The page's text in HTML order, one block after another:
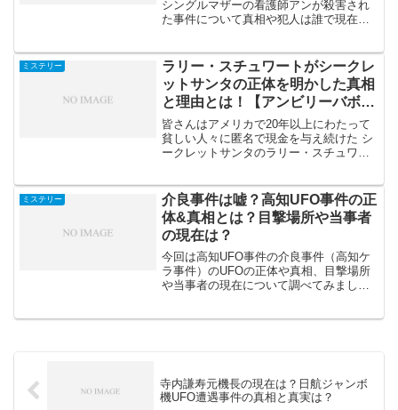
シングルマザーの看護師アンが殺害され
た事件について真相や犯人は誰で現在は
ょうか？そしてこの事件の真相と
は・・・アラバマ シングルマザ...
ミステリー
ラリー・スチュワートがシークレ
ットサンタの正体を明かした真相
と理由とは！【アンビリーバボ
ー】
皆さんはアメリカで20年以上にわたって
貧しい人々に匿名で現金を与え続けた シ
ークレットサンタのラリー・スチュワー
スチュワートは生涯にわたって配った現
金は日本円で...
ミステリー
介良事件は嘘？高知UFO事件の正
体&真相とは？目撃場所や当事者
の現在は？
今回は高知UFO事件の介良事件（高知ケ
ラ事件）のUFOの正体や真相、目撃場所
や当事者の現在について調べてみまし
寺内謙寿元機長の現在は？日航ジャンボ
機UFO遭遇事件の真相と真実は？